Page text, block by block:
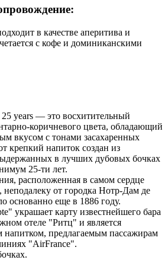
в качестве аперитива и
с кофе и доминиканскими
years — это восхитительный
коричневого цвета, обладающий
вкусом с тонами засахаренных
крепкий напиток создан из
в лучших дубовых бочках
25-ти лет.
расположенная в самом сердце
неподалеку от городка Нотр-Дам де
основанно еще в 1886 году.
украшает карту известнейшего бара
отеле "Ритц" и является
предлагаемым пассажирам
"AirFrance".